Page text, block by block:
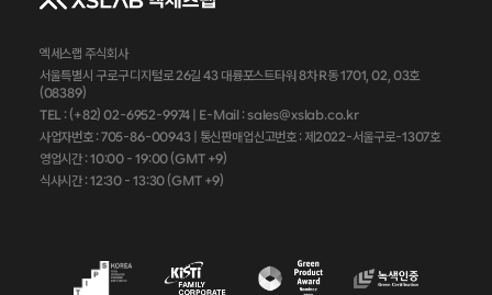
엑세스랩 주식회사
서울특별시 구로구 디지털로 26길 43 대륭포스트타워 8차 R동 1701, 02, 03호
(08389)
TEL : (+82) 02-6952-9974 |
E-Mail : sales@xslab.co.kr
사업자번호 : 705-86-00943| 통신판매업신고번호 : 제2022-서울구로-1307호
영업시간 : 10:00 - 19:00 (GMT +9)
식사시간 : 12:30 - 13:30 (GMT +9)